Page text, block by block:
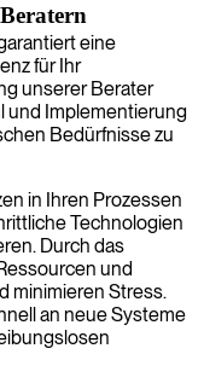
eine
für Ihr
unserer Berater
und Implementierung
Bedürfnisse zu
in Ihren Prozessen
Technologien
Durch das
und
minimieren Stress.
an neue Systeme